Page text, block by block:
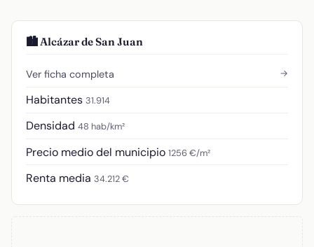
🏙️ Alcázar de San Juan
Ver ficha completa →
Habitantes 31.914
Densidad 48 hab/km²
Precio medio del municipio 1256 €/m²
Renta media 34.212 €